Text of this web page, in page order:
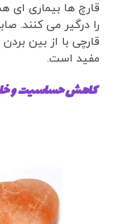
قارچ ها بیماری
را درگیر می کنند.
قارچی با از بین
مفید است.
کاهش حساسیت و